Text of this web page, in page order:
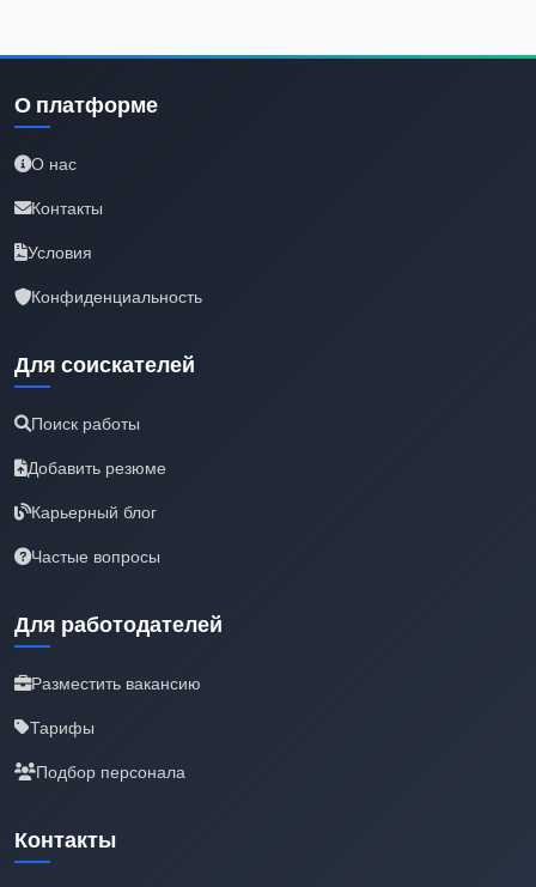
О платформе
О нас
Контакты
Условия
Конфиденциальность
Для соискателей
Поиск работы
Добавить резюме
Карьерный блог
Частые вопросы
Для работодателей
Разместить вакансию
Тарифы
Подбор персонала
Контакты